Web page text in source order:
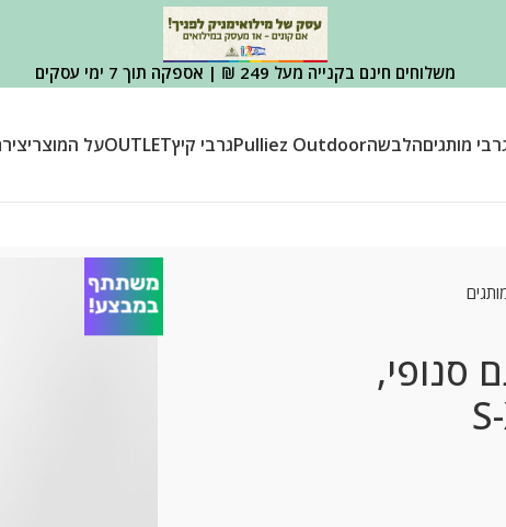
משלוחים חינם בקנייה מעל 249 ₪ | אספקה תוך 7 ימי עסקים
מותגיםהלבשהPulliez Outdoorגרבי קיץOUTLETעל המוצר
סנופי,